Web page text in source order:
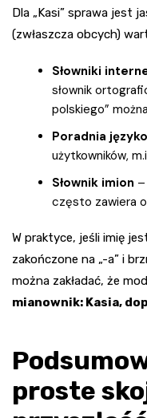
Dla „Kasi” sprawa jest
(zwłaszcza obcych)
Słowniki
słownik
polskiego”
Poradnia
użytkowników,
Słownik imion
często zawiera
W praktyce, jeśli imię
zakończone na „-a” i
można zakładać, że
mianownik: Kasia,
proste